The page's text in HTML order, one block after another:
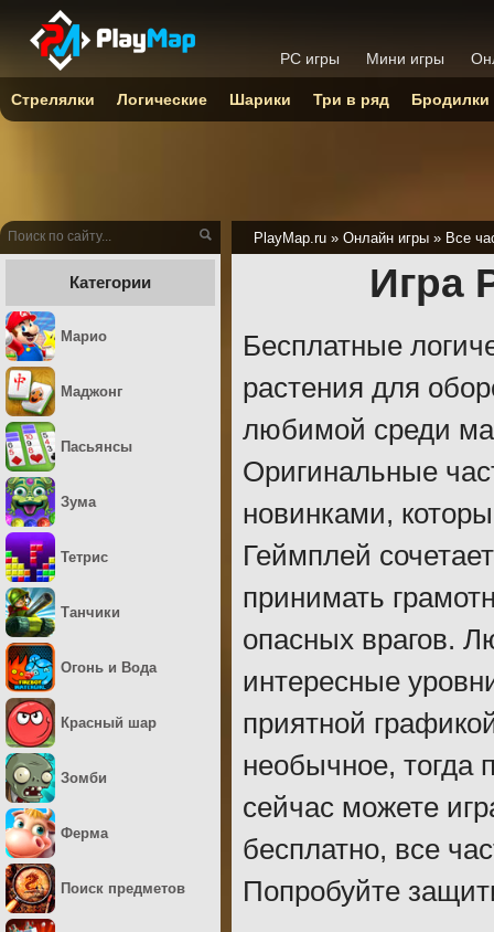
PlayMap.ru » Онлайн игры » Все
Игра
Бесплатные
растения для
любимой среди
Оригинальные
новинками,
Геймплей
принимать
опасных врагов.
интересные
приятной
необычное, тогда
сейчас можете
бесплатно, все
Попробуйте
Категории
Марио
Маджонг
Пасьянсы
Зума
Тетрис
Танчики
Огонь и Вода
Красный шар
Зомби
Ферма
Поиск предметов
PC игры Мини игры
Стрелялки Логические Шарики Три в ряд Бродилки